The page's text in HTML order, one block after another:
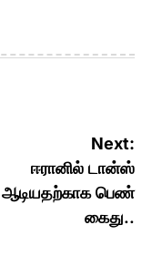
Next:
ஈரானில் டான்ஸ்
ஆடியதற்காக பெண்
கைது..